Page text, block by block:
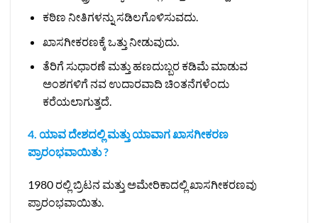
ಕಠಿಣ ನೀತಿಗಳನ್ನು ಸಡಿಲಗೊಳಿಸುವದು.
ಖಾಸಗೀಕರಣಕ್ಕೆ ಒತ್ತು ನೀಡುವುದು.
ತೆರಿಗೆ ಸುಧಾರಣೆ ಮತ್ತು ಹಣದುಬ್ಬರ ಕಡಿಮೆ ಮಾಡುವ
ಅಂಶಗಳಿಗೆ ನವ ಉದಾರವಾದಿ ಚಿಂತನೆಗಳೆಂದು
ಕರೆಯಲಾಗುತ್ತದೆ.
4. ಯಾವ ದೇಶದಲ್ಲಿ ಮತ್ತು ಯಾವಾಗ ಖಾಸಗೀಕರಣ
ಪ್ರಾರಂಭವಾಯಿತು ?
1980 ರಲ್ಲಿ ಬ್ರಿಟನ ಮತ್ತು ಅಮೇರಿಕಾದಲ್ಲಿ ಖಾಸಗೀಕರಣವು
ಪ್ರಾರಂಭವಾಯಿತು.